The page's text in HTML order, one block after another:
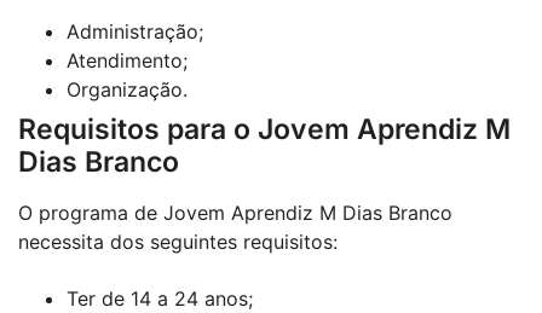
Administração;
Atendimento;
Organização.
Requisitos para o Jovem Aprendiz M
Dias Branco
O programa de Jovem Aprendiz M Dias Branco
necessita dos seguintes requisitos:
Ter de 14 a 24 anos;